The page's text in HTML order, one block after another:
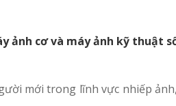
ảnh cơ và máy ảnh kỹ thuật
mới trong lĩnh vực nhiếp